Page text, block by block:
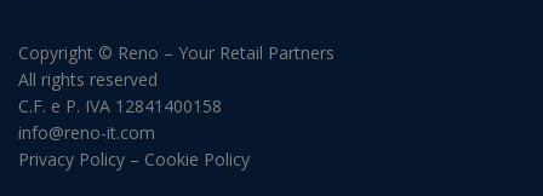
Copyright © Reno – Your Retail Partners
All rights reserved
C.F. e P. IVA 12841400158
info@reno-it.com
Privacy Policy – Cookie Policy